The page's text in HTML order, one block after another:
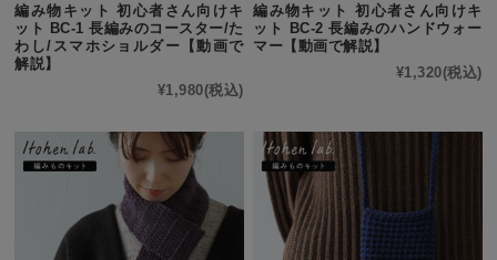
編み物キット 初心者さん向けキ
ット BC-1 長編みのコースター/た
わし/スマホショルダー【動画で
解説】
¥1,980(税込)
編み物キット 初心者さん向けキ
ット BC-2 長編みのハンドウォー
マー【動画で解説】
¥1,320(税込)